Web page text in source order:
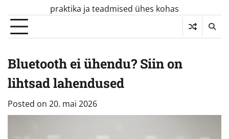
content
praktika ja teadmised ühes kohas
Bluetooth ei ühendu? Siin on
lihtsad lahendused
Posted on 20. mai 2026